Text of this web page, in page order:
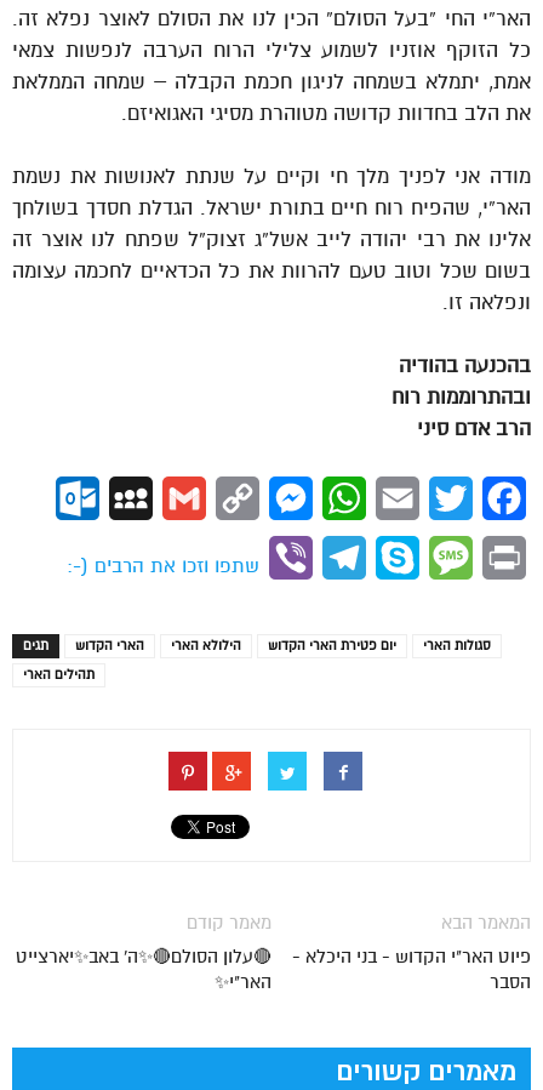
האר”י החי “בעל הסולם” הכין לנו את הסולם לאוצר נפלא זה.
כל הזוקף אוזניו לשמוע צלילי הרוח הערבה לנפשות צמאי
אמת, יתמלא בשמחה לניגון חכמת הקבלה – שמחה הממלאת
את הלב בחדוות קדושה מטוהרת מסיגי האגואיזם.
מודה אני לפניך מלך חי וקיים על שנתת לאנושות את נשמת
האר”י, שהפיח רוח חיים בתורת ישראל. הגדלת חסדך בשולחך
אלינו את רבי יהודה לייב אשל”ג זצוק”ל שפתח לנו אוצר זה
בשום שכל וטוב טעם להרוות את כל הכדאיים לחכמה עצומה
ונפלאה זו.
בהכנעה בהודיה
ובהתרוממות רוח
הרב אדם סיני
Facebook
Twitter
Email
WhatsApp
Messenger
Copy
Gmail
MySpace
Print
Message
Skype
Telegram
Viber
שתפו וזכו את הרבים (-:
תגים הארי הקדוש הילולא הארי יום פטירת הארי הקדוש
סגולות הארי
תהילים הארי
מאמר קודם
🔴עלון הסולם🔴✨ה' באב✨יארצייט
האר"י✨
המאמר הבא
פיוט האר"י הקדוש - בני היכלא -
הסבר
מאמרים קשורים